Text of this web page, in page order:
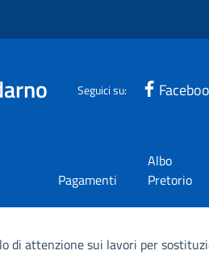
Seguici su:
Pagamenti
Albo
Pretorio
di attenzione sui lavori per